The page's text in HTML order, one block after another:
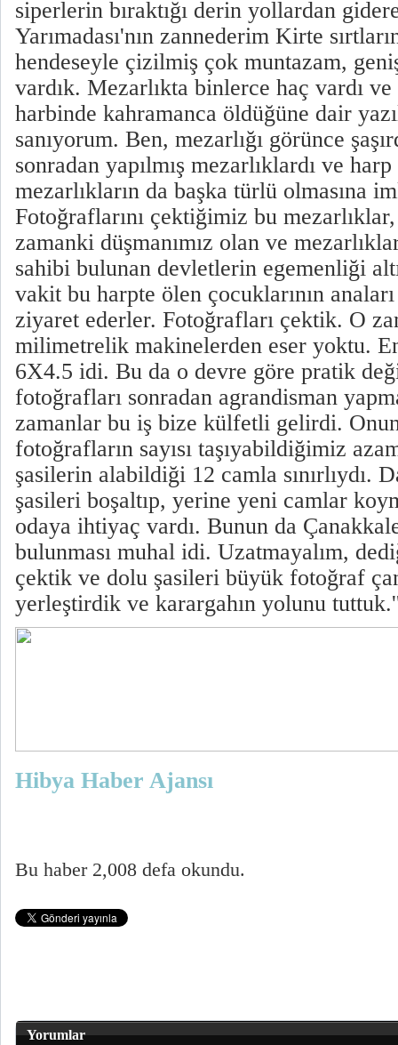
siperlerin bıraktığı derin yollardan
Yarımadası'nın zannederim Kirte
hendeseyle çizilmiş çok muntazam,
vardık. Mezarlıkta binlerce haç vardı
harbinde kahramanca öldüğüne dair
sanıyorum. Ben, mezarlığı görünce
sonradan yapılmış mezarlıklardı ve harp
mezarlıkların da başka türlü olmasına
Fotoğraflarını çektiğimiz bu
zamanki düşmanımız olan ve
sahibi bulunan devletlerin egemenliği
vakit bu harpte ölen çocuklarının
ziyaret ederler. Fotoğrafları çektik. O
milimetrelik makinelerden eser yoktu.
6X4.5 idi. Bu da o devre göre pratik
fotoğrafları sonradan agrandisman
zamanlar bu iş bize külfetli gelirdi.
fotoğrafların sayısı taşıyabildiğimiz
şasilerin alabildiği 12 camla sınırlıydı.
şasileri boşaltıp, yerine yeni camlar
odaya ihtiyaç vardı. Bunun da
bulunması muhal idi. Uzatmayalım,
çektik ve dolu şasileri büyük fotoğraf
yerleştirdik ve karargahın yolunu
Hibya Haber Ajansı
Bu haber 2,008 defa okundu.
Yorumlar